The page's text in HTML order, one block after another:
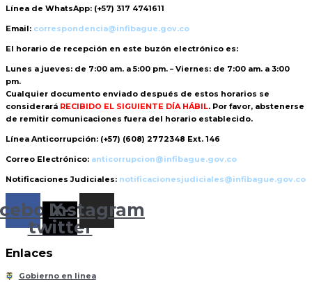
Línea de WhatsApp: (+57) 317 4741611
Email: correspondencia@infibague.gov.co
El horario de recepción en este buzón electrónico es:
Lunes a jueves: de 7:00 am. a 5:00 pm. – Viernes: de 7:00 am. a 3:00
pm.
Cualquier documento enviado después de estos horarios se
considerará RECIBIDO EL SIGUIENTE DÍA HÁBIL. Por favor, abstenerse
de remitir comunicaciones fuera del horario establecido.
Línea Anticorrupción: (+57) (608) 2772348 Ext. 146
Correo Electrónico: anticorrupcion@infibague.gov.co
Notificaciones Judiciales: notificacionesjudiciales@infibague.gov.co
X-
twitter
Instagram
Enlaces
Gobierno en linea